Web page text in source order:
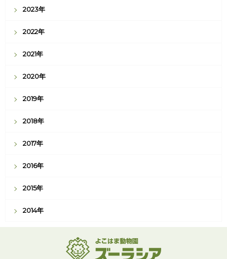
2023年
2022年
2021年
2020年
2019年
2018年
2017年
2016年
2015年
2014年